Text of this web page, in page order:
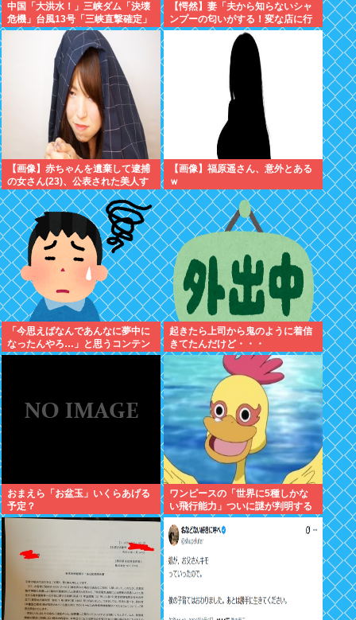
中国「大洪水！」三峡ダム「決壊
危機」台風13号「三峡直撃確定」
日本「最も強い勢力で接近！（伊
勢湾台風級」台風13号と15号「中
国本土でぶつかり合う（前代未
【愕然】妻「夫から知らないシャ
ンプーの匂いがする！変な店に行
ってるに違いない！！！」探偵
「調べたところ･･･」⇒結果ｗｗ
【画像】赤ちゃんを遺棄して逮捕
の女さん(23)、公表された美人す
ぎるご尊顔がこちら⇒www
【画像】福原遥さん、意外とある
ｗ
「今思えばなんであんなに夢中に
なったんやろ…」と思うコンテン
ツ
起きたら上司から鬼のように着信
きてたんだけど・・・
おまえら「お盆玉」いくらあげる
予定？
ワンピースの「世界に5種しかな
い飛行能力」ついに謎が判明する
www